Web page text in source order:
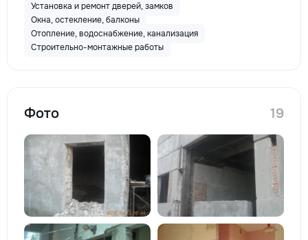
Установка и ремонт дверей, замков
Окна, остекление, балконы
Отопление, водоснабжение, канализация
Строительно-монтажные работы
Фото 19